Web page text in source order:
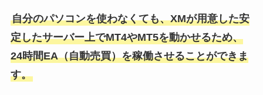
自分のパソコンを使わなくても、XMが用意した安
定したサーバー上でMT4やMT5を動かせるため、
24時間EA（自動売買）を稼働させることができま
す。